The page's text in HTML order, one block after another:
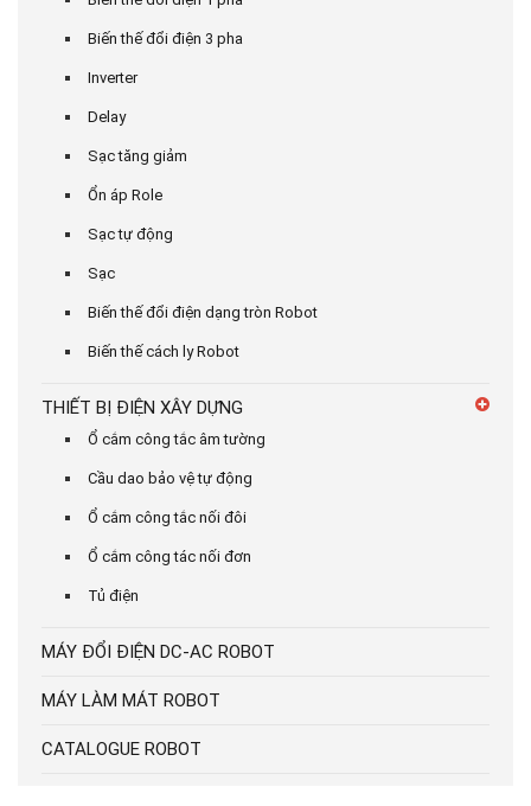
Biến thế đổi điện 3 pha
Inverter
Delay
Sạc tăng giảm
Ổn áp Role
Sạc tự động
Sạc
Biến thế đổi điện dạng tròn Robot
Biến thế cách ly Robot
THIẾT BỊ ĐIỆN XÂY DỰNG
Ổ cắm công tắc âm tường
Cầu dao bảo vệ tự động
Ổ cắm công tắc nối đôi
Ổ cắm công tác nối đơn
Tủ điện
MÁY ĐỔI ĐIỆN DC-AC ROBOT
MÁY LÀM MÁT ROBOT
CATALOGUE ROBOT